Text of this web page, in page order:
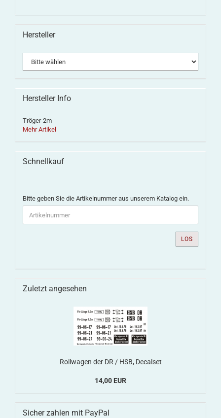
Hersteller
Hersteller Info
Tröger-2m
Mehr Artikel
Schnellkauf
Bitte geben Sie die Artikelnummer aus unserem Katalog ein.
LOS
Zuletzt angesehen
Rollwagen der DR / HSB, Decalset
14,00 EUR
Sicher zahlen mit PayPal